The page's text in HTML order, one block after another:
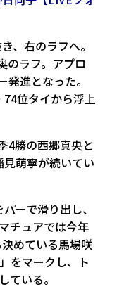
、右のラフへ。
のラフ。アプロ
進となった。
位タイから浮上
4勝の西郷真央と
萌寧が続いてい
ーで滑り出し、
チュアでは今年
めている馬場咲
をマークし、ト
ている。